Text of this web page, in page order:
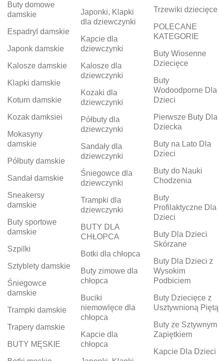
Buty domowe
damskie
Espadryl damskie
Japonk damskie
Kalosze damskie
Klapki damskie
Koturn damskie
Kozak damksiei
Mokasyny
damskie
Półbuty damskie
Sandał damskie
Sneakersy
damskie
Buty sportowe
damskie
Szpilki
Sztyblety damskie
Śniegowce
damskie
Trampki damskie
Trapery damskie
BUTY MĘSKIE
Japonki, Klapki
dla dziewczynki
Kapcie dla
dziewczynki
Kalosze dla
dziewczynki
Kozaki dla
dziewczynki
Półbuty dla
dziewczynki
Sandały dla
dziewczynki
Śniegowce dla
dziewczynki
Trampki dla
dziewczynki
BUTY DLA
CHŁOPCA
Botki dla chłopca
Buty zimowe dla
chłopca
Buciki
niemowlęce dla
chłopca
Kapcie dla
chłopca
Trzewiki dziecięce
POLECANE
KATEGORIE
Buty Wiosenne
Dziecięce
Buty
Wodoodporne Dla
Dzieci
Pierwsze Buty Dla
Dziecka
Buty na Lato Dla
Dzieci
Buty do Nauki
Chodzenia
Buty
Profilaktyczne Dla
Dzieci
Buty Dla Dzieci
Skórzane
Buty Dla Dzieci z
Wysokim
Podbiciem
Buty Dziecięce z
Usztywnioną Piętą
Buty ze Sztywnym
Zapiętkiem
Kapcie Dla Dzieci